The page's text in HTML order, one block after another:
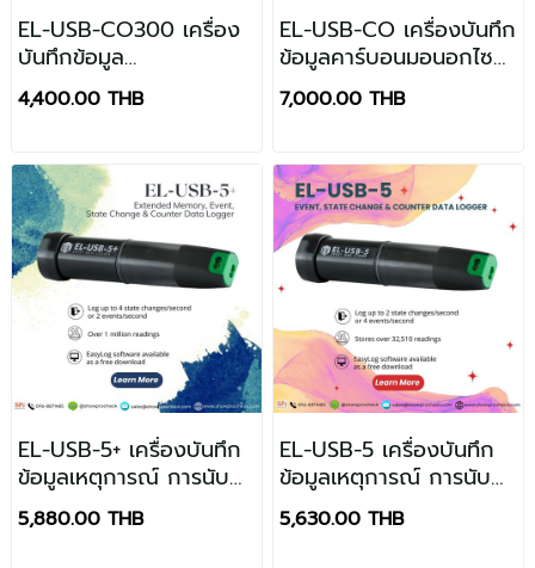
EL-USB-CO300 เครื่อง
บันทึกข้อมูล
คาร์บอนมอนอกไซด์ (CO)
4,400.00 THB
EL-USB-CO เครื่องบันทึก
ข้อมูลคาร์บอนมอนอกไซด์
(CO)
7,000.00 THB
EL-USB-5+ เครื่องบันทึก
ข้อมูลเหตุการณ์ การนับ
และสถานะด้วย USB
5,880.00 THB
EL-USB-5 เครื่องบันทึก
ข้อมูลเหตุการณ์ การนับ
และสถานะด้วย USB
5,630.00 THB